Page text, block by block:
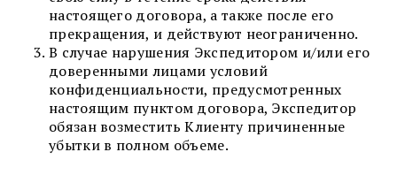
настоящего договора, а также после его
прекращения, и действуют неограниченно.
В случае нарушения Экспедитором и/или его
доверенными лицами условий
конфиденциальности, предусмотренных
настоящим пунктом договора, Экспедитор
обязан возместить Клиенту причиненные
убытки в полном объеме.